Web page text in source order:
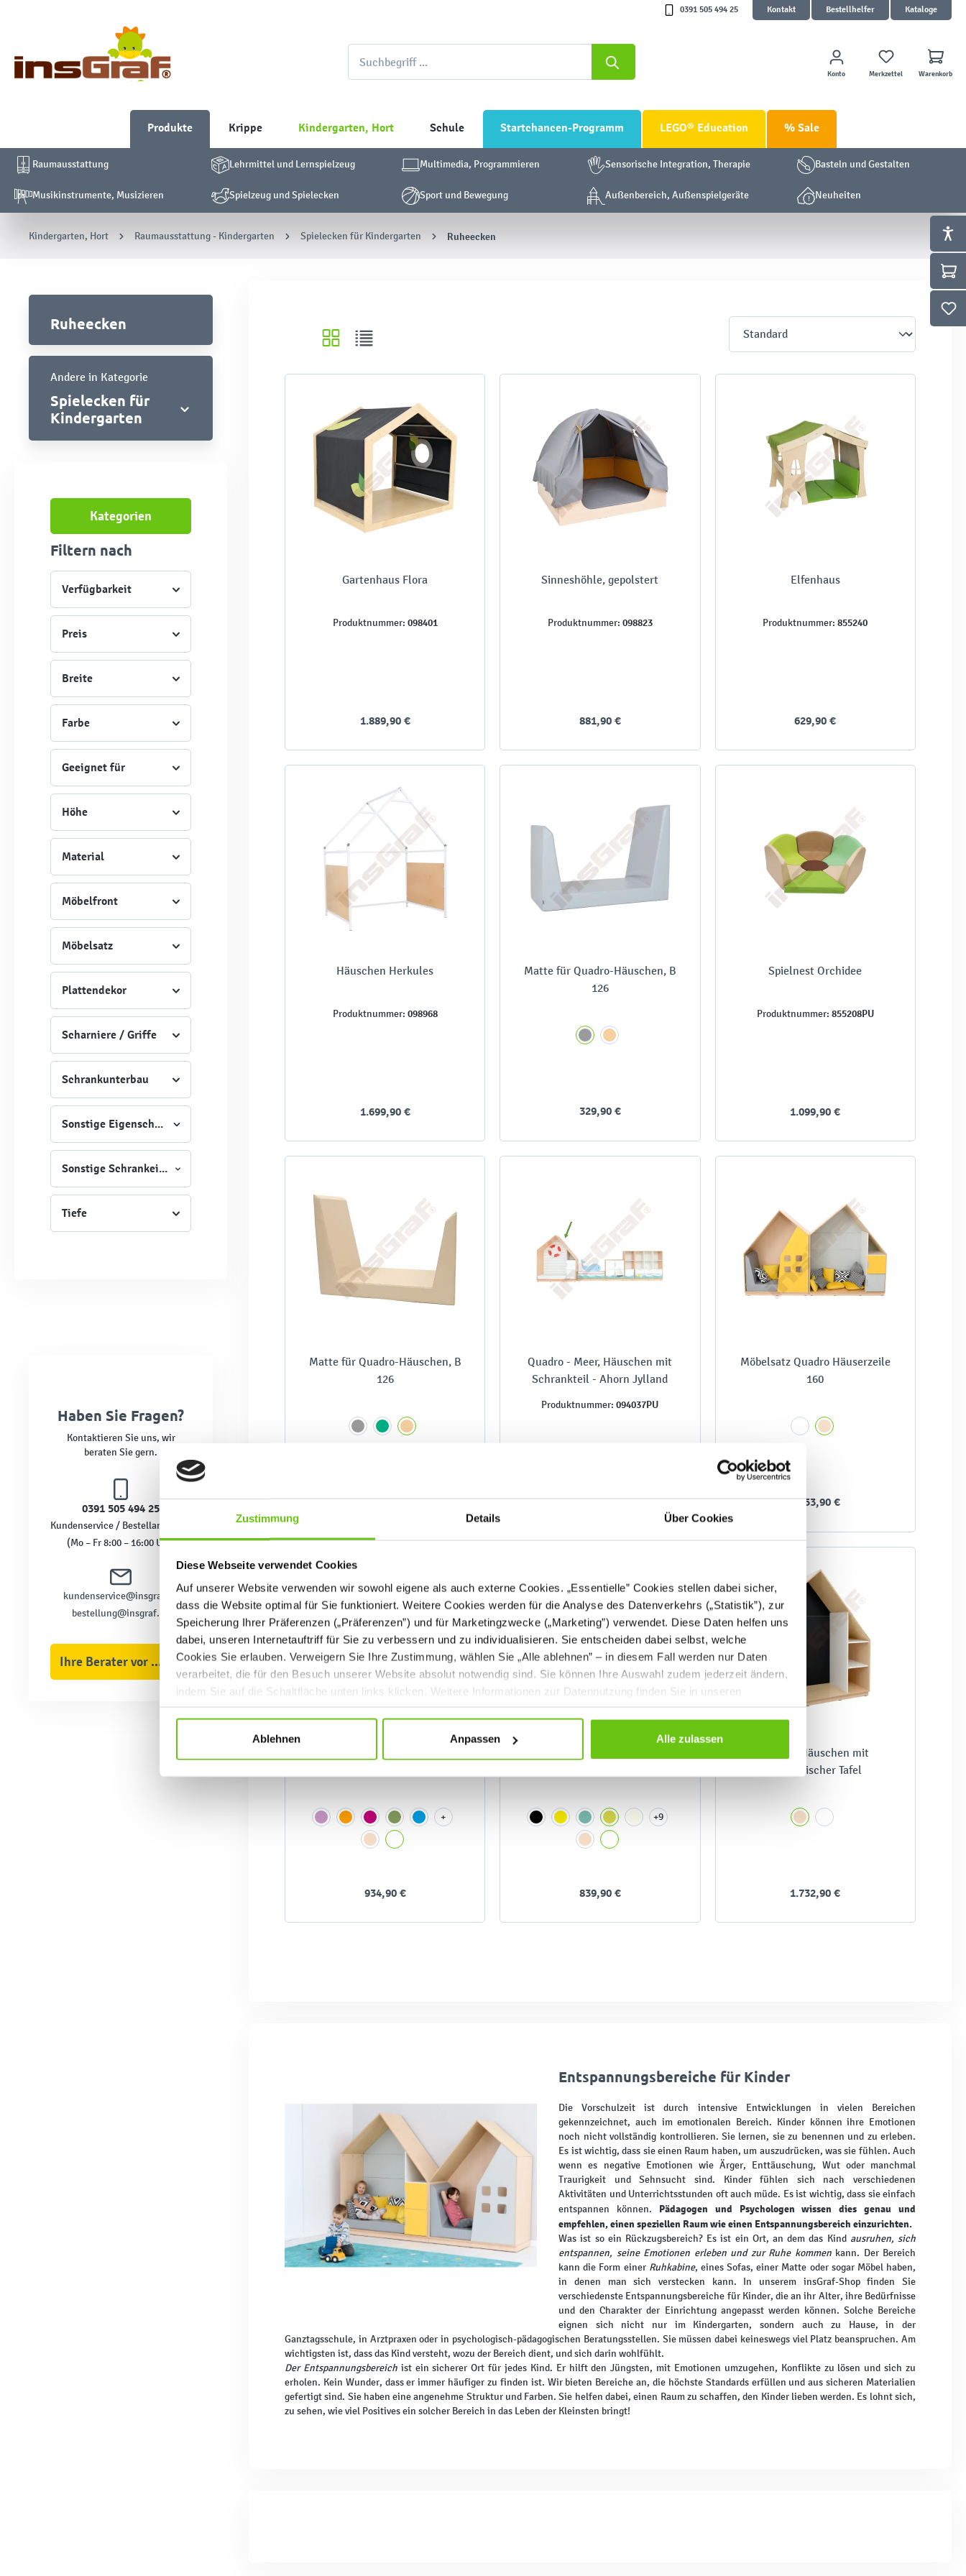
Zustimmung Details Über Cookies
Diese Webseite verwendet Cookies
Auf unserer Website verwenden wir sowohl eigene als auch externe Cookies. „Essentielle” Cookies stellen dabei sicher,
dass die Website optimal für Sie funktioniert. Weitere Cookies werden für die Analyse des Datenverkehrs („Statistik”), zur
Speicherung Ihrer Präferenzen („Präferenzen”) und für Marketingzwecke („Marketing”) verwendet. Diese Daten helfen uns
dabei, unseren Internetauftriff für Sie zu verbessern und zu individualisieren. Sie entscheiden dabei selbst, welche
Cookies Sie erlauben. Verweigern Sie Ihre Zustimmung, wählen Sie „Alle ablehnen” – in diesem Fall werden nur Daten
verarbeitet, die für den Besuch unserer Website absolut notwendig sind. Sie können Ihre Auswahl zudem jederzeit ändern,
indem Sie auf die Schaltfläche unten links klicken. Weitere Informationen zur Datennutzung finden Sie in unseren
Datenschutzrichtlinien.
Ablehnen Anpassen Alle zulassen
0391 505 494 25 Kontakt Bestellhelfer Kataloge
Konto Merkzettel Warenkorb
Produkte Krippe Kindergarten, Hort Schule Startchancen-Programm LEGO® Education % Sale
Raumausstattung Lehrmittel und Lernspielzeug Multimedia, Programmieren Sensorische Integration, Therapie Basteln und Gestalten
Musikinstrumente, Musizieren Spielzeug und Spielecken Sport und Bewegung Außenbereich, Außenspielgeräte Neuheiten
Kindergarten, Hort Raumausstattung - Kindergarten Spielecken für Kindergarten Ruheecken
Ruheecken
Andere in Kategorie
Spielecken für
Kindergarten
Kategorien
Filtern nach
Verfügbarkeit
Preis
Breite
Farbe
Geeignet für
Höhe
Material
Möbelfront
Möbelsatz
Plattendekor
Scharniere / Griffe
Schrankunterbau
Sonstige Eigenschaften
Sonstige Schrankeigenschaften
Tiefe
Haben Sie Fragen?
Kontaktieren Sie uns, wir
beraten Sie gern.
0391 505 494 25
Kundenservice / Bestellannahme
(Mo – Fr 8:00 – 16:00 Uhr)
kundenservice@insgraf.de
bestellung@insgraf.de
Ihre Berater vor Ort
Gartenhaus Flora
Produktnummer: 098401
1.889,90 €
Sinneshöhle, gepolstert
Produktnummer: 098823
881,90 €
Elfenhaus
Produktnummer: 855240
629,90 €
Häuschen Herkules
Produktnummer: 098968
1.699,90 €
Matte für Quadro-Häuschen, B
126
329,90 €
Spielnest Orchidee
Produktnummer: 855208PU
1.099,90 €
Matte für Quadro-Häuschen, B
126
329,90 €
Quadro - Meer, Häuschen mit
Schrankteil - Ahorn Jylland
Produktnummer: 094037PU
1.259,90 €
Möbelsatz Quadro Häuserzeile
160
2.453,90 €
+
934,90 €
+9
839,90 €
Quadro Häuschen mit
magnetischer Tafel
1.732,90 €
Entspannungsbereiche für Kinder
Die Vorschulzeit ist durch intensive Entwicklungen in vielen Bereichen
gekennzeichnet, auch im emotionalen Bereich. Kinder können ihre Emotionen
noch nicht vollständig kontrollieren. Sie lernen, sie zu benennen und zu erleben.
Es ist wichtig, dass sie einen Raum haben, um auszudrücken, was sie fühlen. Auch
wenn es negative Emotionen wie Ärger, Enttäuschung, Wut oder manchmal
Traurigkeit und Sehnsucht sind. Kinder fühlen sich nach verschiedenen
Aktivitäten und Unterrichtsstunden oft auch müde. Es ist wichtig, dass sie einfach
entspannen können. Pädagogen und Psychologen wissen dies genau und
empfehlen, einen speziellen Raum wie einen Entspannungsbereich einzurichten.
Was ist so ein Rückzugsbereich? Es ist ein Ort, an dem das Kind ausruhen, sich
entspannen, seine Emotionen erleben und zur Ruhe kommenkann. Der Bereich
kann die Form einer Ruhkabine, eines Sofas, einer Matte oder sogar Möbel haben,
in denen man sich verstecken kann. In unserem insGraf-Shop finden Sie
verschiedenste Entspannungsbereiche für Kinder, die an ihr Alter, ihre Bedürfnisse
und den Charakter der Einrichtung angepasst werden können. Solche Bereiche
eignen sich nicht nur im Kindergarten, sondern auch zu Hause, in der
Ganztagsschule, in Arztpraxen oder in psychologisch-pädagogischen Beratungsstellen. Sie müssen dabei keineswegs viel Platz beanspruchen. Am
wichtigsten ist, dass das Kind versteht, wozu der Bereich dient, und sich darin wohlfühlt.
Der Entspannungsbereichist ein sicherer Ort für jedes Kind. Er hilft den Jüngsten, mit Emotionen umzugehen, Konflikte zu lösen und sich zu
erholen. Kein Wunder, dass er immer häufiger zu finden ist. Wir bieten Bereiche an, die höchste Standards erfüllen und aus sicheren Materialien
gefertigt sind. Sie haben eine angenehme Struktur und Farben. Sie helfen dabei, einen Raum zu schaffen, den Kinder lieben werden. Es lohnt sich,
zu sehen, wie viel Positives ein solcher Bereich in das Leben der Kleinsten bringt!